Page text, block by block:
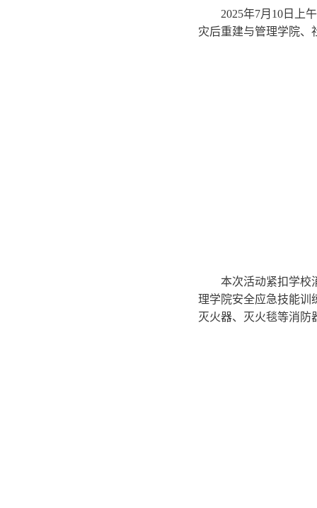
2025年7月10日上
灾后重建与管理学院、
本次活动紧扣学校
理学院安全应急技能训
灭火器、灭火毯等消防